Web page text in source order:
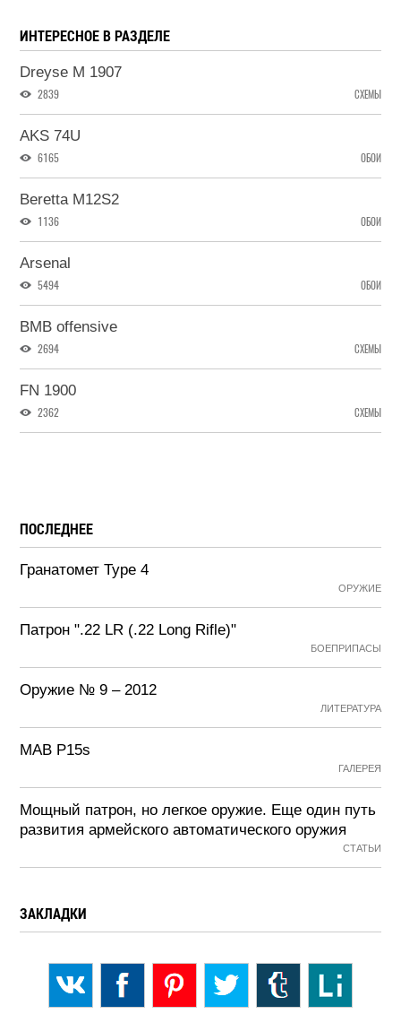
ИНТЕРЕСНОЕ В РАЗДЕЛЕ
Dreyse M 1907
2839 СХЕМЫ
AKS 74U
6165 ОБОИ
Beretta M12S2
1136 ОБОИ
Arsenal
5494 ОБОИ
BMB offensive
2694 СХЕМЫ
FN 1900
2362 СХЕМЫ
ПОСЛЕДНЕЕ
Гранатомет Type 4
ОРУЖИЕ
Патрон ".22 LR (.22 Long Rifle)"
БОЕПРИПАСЫ
Оружие № 9 – 2012
ЛИТЕРАТУРА
MAB P15s
ГАЛЕРЕЯ
Мощный патрон, но легкое оружие. Еще один путь
развития армейского автоматического оружия
СТАТЬИ
ЗАКЛАДКИ